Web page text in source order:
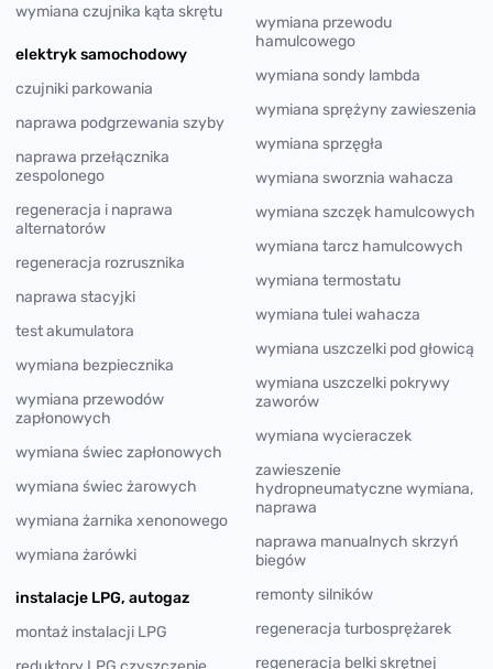
wymiana czujnika kąta skrętu
elektryk samochodowy
czujniki parkowania
naprawa podgrzewania szyby
naprawa przełącznika
zespolonego
regeneracja i naprawa
alternatorów
regeneracja rozrusznika
naprawa stacyjki
test akumulatora
wymiana bezpiecznika
wymiana przewodów
zapłonowych
wymiana świec zapłonowych
wymiana świec żarowych
wymiana żarnika xenonowego
wymiana żarówki
instalacje LPG, autogaz
montaż instalacji LPG
wymiana przewodu
hamulcowego
wymiana sondy lambda
wymiana sprężyny zawieszenia
wymiana sprzęgła
wymiana sworznia wahacza
wymiana szczęk hamulcowych
wymiana tarcz hamulcowych
wymiana termostatu
wymiana tulei wahacza
wymiana uszczelki pod głowicą
wymiana uszczelki pokrywy
zaworów
wymiana wycieraczek
zawieszenie
hydropneumatyczne wymiana,
naprawa
naprawa manualnych skrzyń
biegów
remonty silników
regeneracja turbosprężarek
regeneracja belki skrętnej